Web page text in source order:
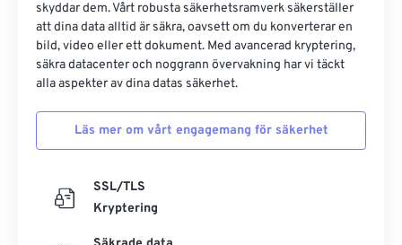
skyddar dem. Vårt robusta säkerhetsramverk säkerställer
att dina data alltid är säkra, oavsett om du konverterar en
bild, video eller ett dokument. Med avancerad kryptering,
säkra datacenter och noggrann övervakning har vi täckt
alla aspekter av dina datas säkerhet.
Läs mer om vårt engagemang för säkerhet
SSL/TLS
Kryptering